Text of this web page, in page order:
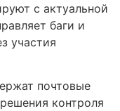
с актуальной
баги и
участия
почтовые
контроля